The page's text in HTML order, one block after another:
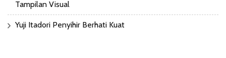
Tampilan Visual
Yuji Itadori Penyihir Berhati Kuat